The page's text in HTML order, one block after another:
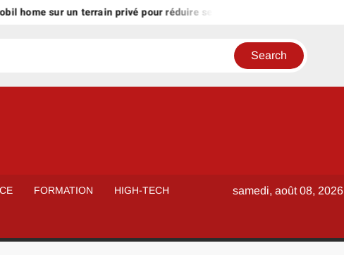
home sur un terrain privé pour réduire ses charges ?
FORMATION HIGH-TECH samedi, août 08, 2026